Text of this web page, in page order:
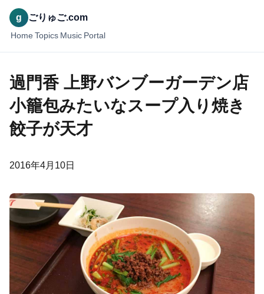
g ごりゅご.com
Home Topics Music Portal
過門香 上野バンブーガーデン店
小籠包みたいなスープ入り焼き
餃子が天才
2016年4月10日